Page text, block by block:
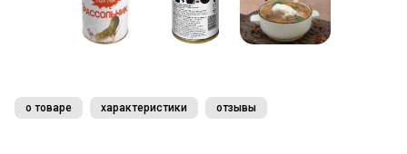
о товаре характеристики отзывы